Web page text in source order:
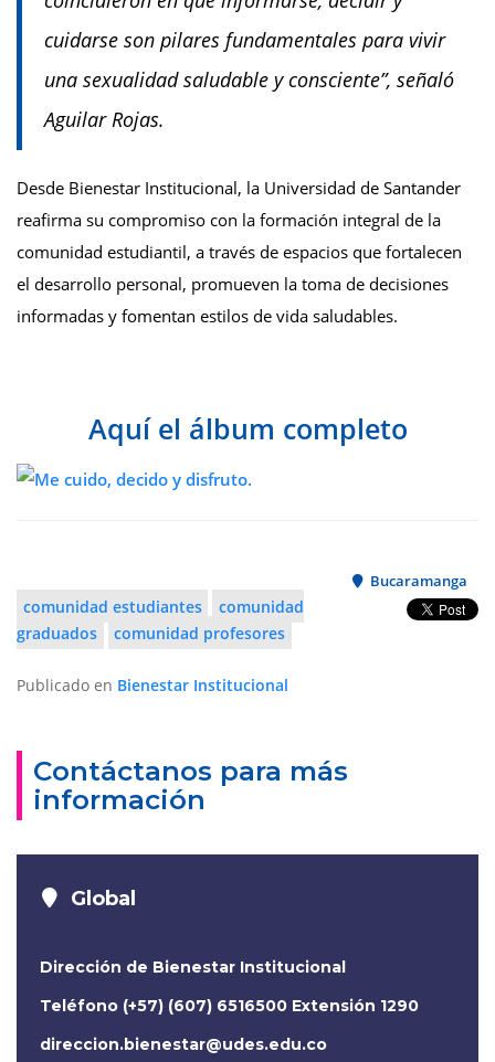
cuidarse son pilares fundamentales para vivir
una sexualidad saludable y consciente”, señaló
Aguilar Rojas.
Desde Bienestar Institucional, la Universidad de Santander
reafirma su compromiso con la formación integral de la
comunidad estudiantil, a través de espacios que fortalecen
el desarrollo personal, promueven la toma de decisiones
informadas y fomentan estilos de vida saludables.
Aquí el álbum completo
Bucaramanga
comunidad estudiantes
comunidad
graduados
comunidad profesores
Publicado en Bienestar Institucional
Contáctanos para más
información
Global
Dirección de Bienestar Institucional
Teléfono (+57) (607) 6516500 Extensión 1290
direccion.bienestar@udes.edu.co